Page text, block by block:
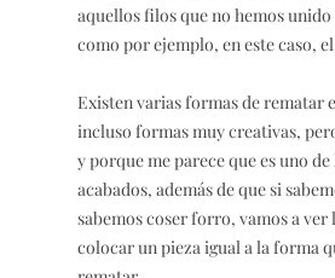
aquellos filos que no hemos
como por ejemplo, en este caso,
Existen varias formas de rematar
incluso formas muy creativas,
y porque me parece que es uno
acabados, además de que si
sabemos coser forro, vamos a ver
colocar un pieza igual a la forma